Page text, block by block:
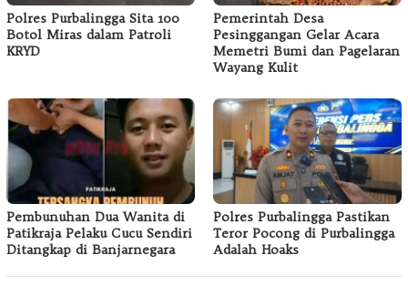
Polres Purbalingga Sita 100
Botol Miras dalam Patroli
KRYD
Pemerintah Desa
Pesinggangan Gelar Acara
Memetri Bumi dan Pagelaran
Wayang Kulit
Pembunuhan Dua Wanita di
Patikraja Pelaku Cucu Sendiri
Ditangkap di Banjarnegara
Polres Purbalingga Pastikan
Teror Pocong di Purbalingga
Adalah Hoaks